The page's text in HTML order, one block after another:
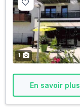
1
En savoir plus